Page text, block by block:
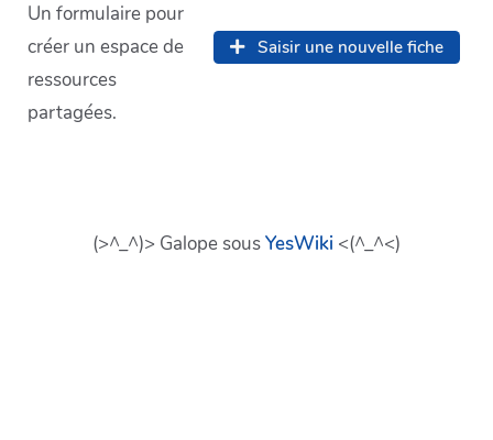
Un formulaire pour
créer un espace de
ressources
partagées.
Saisir une nouvelle fiche
(>^_^)> Galope sousYesWiki <(^_^<)